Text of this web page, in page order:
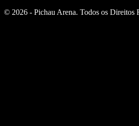
© 2026 - Pichau Arena. Todos os Direitos